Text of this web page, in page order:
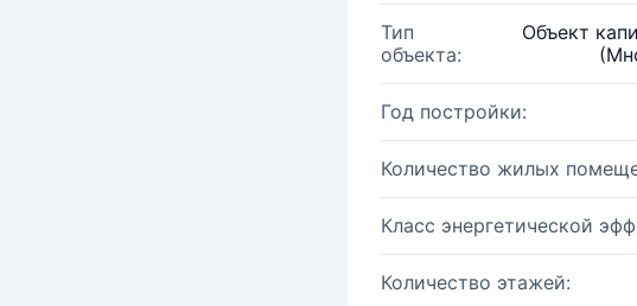
Тип
объекта:
Объект
Год постройки:
Количество жилых
Класс энергетической
Количество этажей: